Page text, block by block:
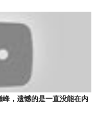
峰，遗憾的是一直没能在内